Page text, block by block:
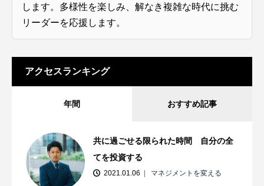
します。多様性を楽しみ、解なき複雑な時代に挑む
リーダーを応援します。
アクセスランキング
年間 おすすめ記事
共に過ごせる限られた時間 自分の全
てを投資する
2021.01.06 マネジメントを変える